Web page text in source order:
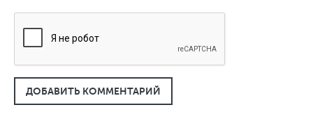
ДОБАВИТЬ КОММЕНТАРИЙ